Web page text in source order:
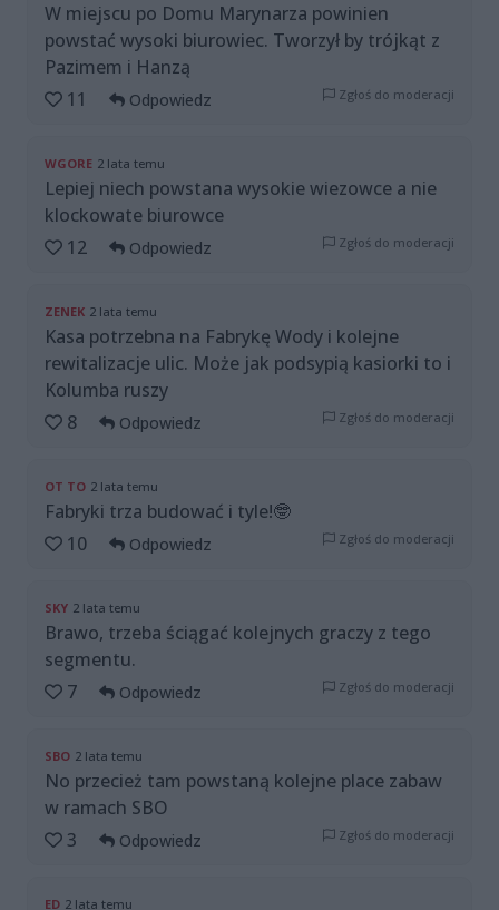
W miejscu po Domu Marynarza powinien
powstać wysoki biurowiec. Tworzył by trójkąt z
Pazimem i Hanzą
11
Odpowiedz Zgłoś do moderacji
WGORE 2 lata temu
Lepiej niech powstana wysokie wiezowce a nie
klockowate biurowce
12
Odpowiedz Zgłoś do moderacji
ZENEK 2 lata temu
Kasa potrzebna na Fabrykę Wody i kolejne
rewitalizacje ulic. Może jak podsypią kasiorki to i
Kolumba ruszy
8
Odpowiedz Zgłoś do moderacji
OT TO 2 lata temu
Fabryki trza budować i tyle!🤓
10
Odpowiedz Zgłoś do moderacji
SKY 2 lata temu
Brawo, trzeba ściągać kolejnych graczy z tego
segmentu.
7
Odpowiedz Zgłoś do moderacji
SBO 2 lata temu
No przecież tam powstaną kolejne place zabaw
w ramach SBO
3
Odpowiedz Zgłoś do moderacji
ED 2 lata temu